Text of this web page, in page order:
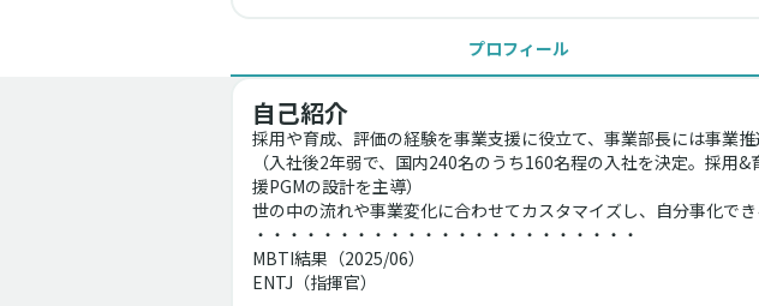
プロフィール
自己紹介
採用や育成、評価の経験を事業支援に役立て、事業部長には事業
（入社後2年弱で、国内240名のうち160名程の入社を決定。採
援PGMの設計を主導）
世の中の流れや事業変化に合わせてカスタマイズし、自分事化で
・・・・・・・・・・・・・・・・・・・・・・・
MBTI結果（2025/06）
ENTJ（指揮官）